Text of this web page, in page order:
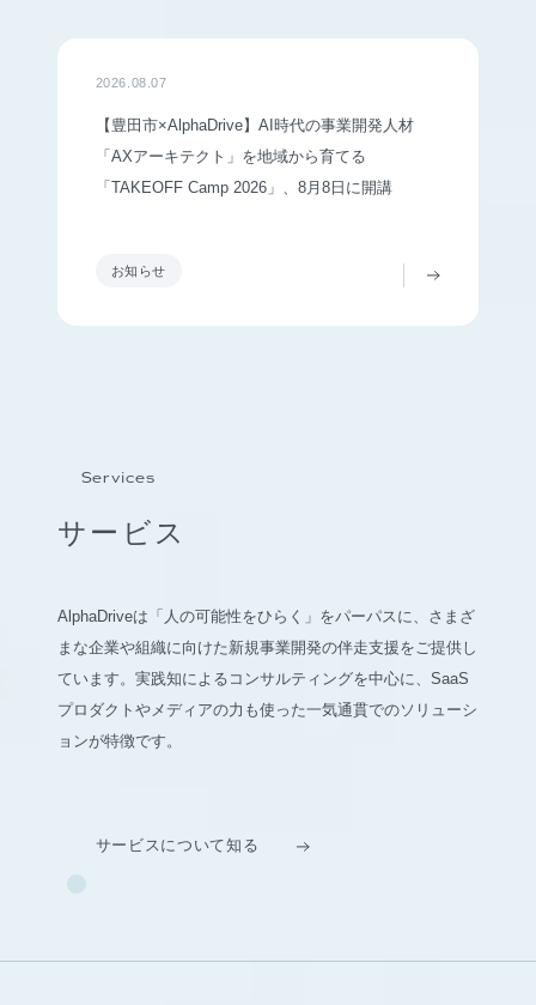
2026.08.07
お知らせ
【豊田市×AlphaDrive】AI時代の事業開発人材
「AXアーキテクト」を地域から育てる
「TAKEOFF Camp 2026」、8月8日に開講
Services
サービス
AlphaDriveは「人の可能性をひらく」をパーパスに、さまざ
まな企業や組織に向けた新規事業開発の伴走支援をご提供し
ています。実践知によるコンサルティングを中心に、SaaS
プロダクトやメディアの力も使った一気通貫でのソリューシ
ョンが特徴です。
サービスについて知る